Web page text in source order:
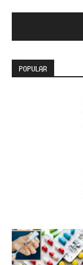
POPULAR